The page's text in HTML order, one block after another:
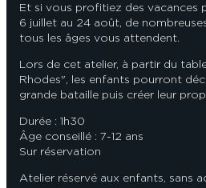
Et si vous profitiez des vacances
6 juillet au 24 août, de
tous les âges vous attendent.
Lors de cet atelier, à partir du
Rhodes", les enfants pourront
grande bataille puis créer leur
Durée : 1h30
Âge conseillé : 7-12 ans
Sur réservation
Atelier réservé aux enfants, sans